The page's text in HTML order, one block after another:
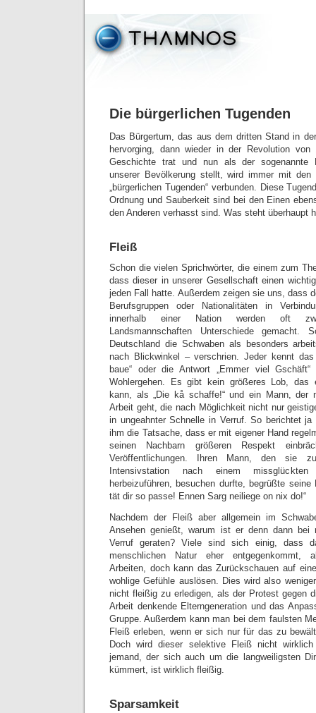
Die bürgerlichen Tugenden
Das Bürgertum, das aus dem dritten Stand in
hervorging, dann wieder in der Revolution
Geschichte trat und nun als der sogenannte
unserer Bevölkerung stellt, wird immer mit den
„bürgerlichen Tugenden“ verbunden. Diese
Ordnung und Sauberkeit sind bei den Einen
den Anderen verhasst sind. Was steht überhaupt
Fleiß
Schon die vielen Sprichwörter, die einem zum
dass dieser in unserer Gesellschaft einen
jeden Fall hatte. Außerdem zeigen sie uns, dass
Berufsgruppen oder Nationalitäten in
innerhalb einer Nation werden oft
Landsmannschaften Unterschiede
Deutschland die Schwaben als besonders
nach Blickwinkel – verschrien. Jeder kennt
baue“ oder die Antwort „Emmer vielGschäft“
Wohlergehen. Es gibt kein größeres Lob, das
kann, als „Die kåschaffe!“ und ein Mann, der
Arbeit geht, die nach Möglichkeit nicht nur
in ungeahnter Schnelle in Verruf. So berichtet
ihm die Tatsache, dass er mit eigener Hand
seinen Nachbarn größeren Respekt
Veröffentlichungen. Ihren Mann, den sie
Intensivstation nach einem
herbeizuführen, besuchen durfte, begrüßte
tät dir so passe! Ennen Sarg neiliege on nix do!“
Nachdem der Fleiß aber allgemein im
Ansehen genießt, warum ist er denn dann bei
Verruf geraten? Viele sind sich einig, dass
menschlichen Natur eher entgegenkommt,
Arbeiten, doch kann das Zurückschauen auf
wohlige Gefühle auslösen. Dies wird also
nicht fleißig zu erledigen, als der Protest gegen
Arbeit denkende Elterngeneration und das
Gruppe. Außerdem kann man bei dem faulsten
Fleiß erleben, wenn er sich nur für das zu
Doch wird dieser selektive Fleiß nicht
jemand, der sich auch um die langweiligsten
kümmert, ist wirklich fleißig.
Sparsamkeit